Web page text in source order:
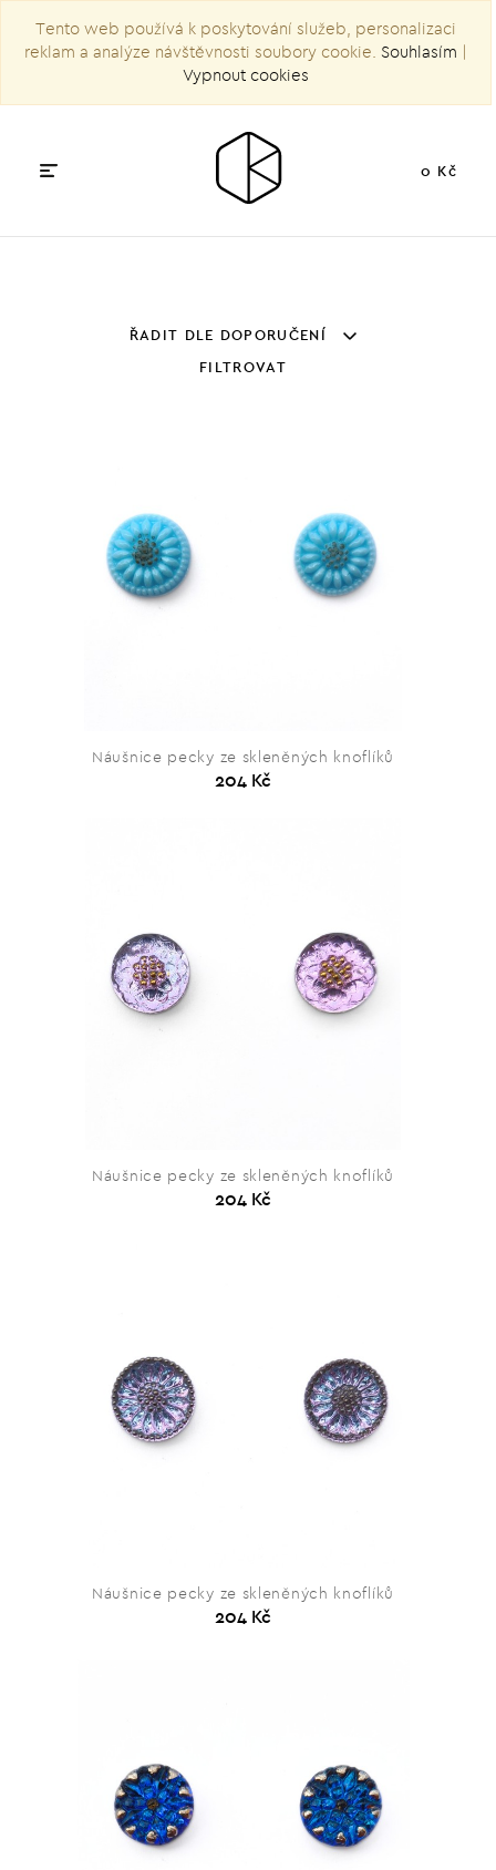
Tento web používá k poskytování služeb, personalizaci
reklam a analýze návštěvnosti soubory cookie. Souhlasím |
Vypnout cookies
0 Kč
ŘADIT DLE DOPORUČENÍ
FILTROVAT
Náušnice pecky ze skleněných knoflíků
204 Kč
Náušnice pecky ze skleněných knoflíků
204 Kč
Náušnice pecky ze skleněných knoflíků
204 Kč